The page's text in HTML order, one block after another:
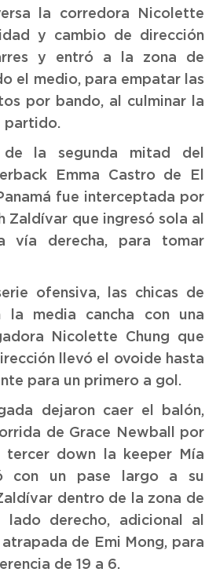
la corredora Nicolette
y cambio de dirección
y entró a la zona de
el medio, para empatar las
por bando, al culminar la
partido.
la segunda mitad del
Emma Castro de El
fue interceptada por
Zaldívar que ingresó sola al
vía derecha, para tomar
ofensiva, las chicas de
la media cancha con una
Nicolette Chung que
llevó el ovoide hasta
para un primero a gol.
dejaron caer el balón,
de Grace Newball por
tercer down la keeper Mía
con un pase largo a su
dentro de la zona de
derecho, adicional al
de Emi Mong, para
de 19 a 6.